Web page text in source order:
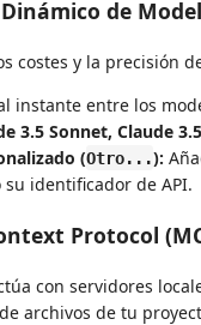
de
costes y la precisión
instante entre los
3.5 Sonnet, Claude
(Otro...):
identificador de API.
Protocol
con servidores
archivos de tu